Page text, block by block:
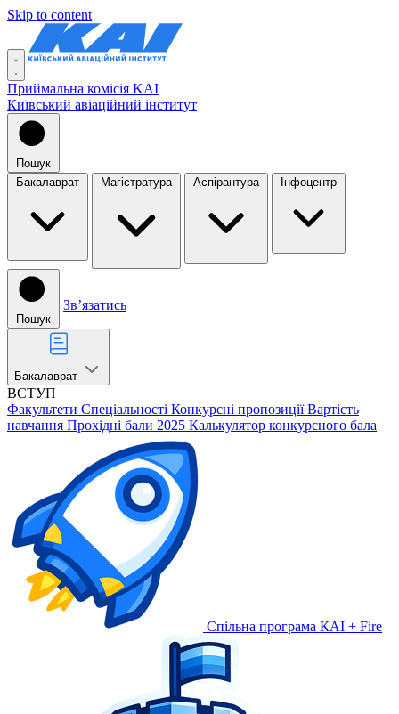
Skip to content
Приймальна комісія KAI
Київський авіаційний інститут
Пошук
Бакалаврат
Магістратура Аспірантура Інфоцентр
Пошук
Звʼязатись
Бакалаврат
ВСТУП
Факультети Спеціальності Конкурсні пропозиції Вартість
навчання Прохідні бали 2025 Калькулятор конкурсного бала
Спільна програма КАІ + Fire